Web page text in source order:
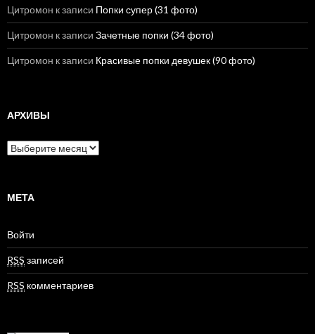
Цитромон к записи Попки супер (31 фото)
Цитромон к записи Зачетные попки (34 фото)
Цитромон к записи Красивые попки девушек (90 фото)
АРХИВЫ
А
р
в
МЕТА
Войти
RSS записей
RSS комментариев